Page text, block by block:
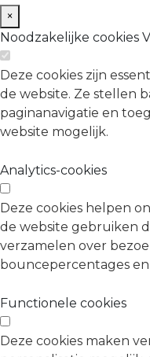
×
Noodzakelijke cookies
Deze cookies zijn
de website. Ze stellen
paginanavigatie en
website mogelijk.
Analytics-cookies
Deze cookies helpen
de website gebruiken
verzamelen over
bouncepercentages
Functionele cookies
Deze cookies maken